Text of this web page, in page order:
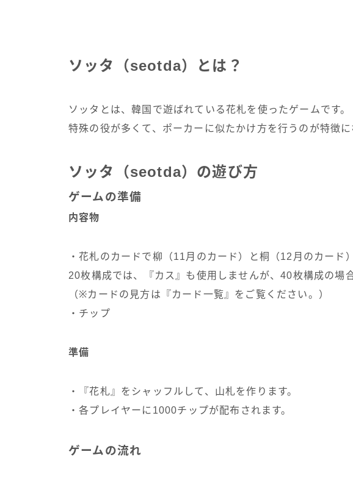
ソッタ（seotda）とは？
ソッタとは、韓国で遊ばれている花札を使ったゲームです。
特殊の役が多くて、ポーカーに似たかけ方を行うのが特徴に
ソッタ（seotda）の遊び方
ゲームの準備
内容物
・花札のカードで柳（11月のカード）と桐（12月のカード
20枚構成では、『カス』も使用しませんが、40枚構成の場
（※カードの見方は『カード一覧』をご覧ください。）
・チップ
準備
・『花札』をシャッフルして、山札を作ります。
・各プレイヤーに1000チップが配布されます。
ゲームの流れ